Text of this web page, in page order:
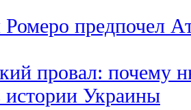
предпочел
провал: почему
Украины